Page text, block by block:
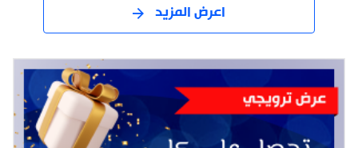
اعرض المزيد